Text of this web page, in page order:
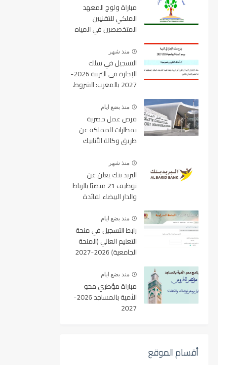
مباراة ولوج المعهد
الملكي للتقنيين
المتخصصين في المياه
IRTSEF
منذ شهر
التسجيل في سلك
الإجازة في التربية 2026-
2027 بالمغرب: الشروط،
ورابط التسجيل
منذ بضع ايام
فرص عمل حصرية
بمطارات المملكة عن
طريق وكالة الأنابيك
منذ شهر
البريد بنك يعلن عن
توظيف 21 منصبًا بالرباط
والدار البيضاء لفائدة
والتقنيين
منذ بضع ايام
رابط التسجيل في منحة
التعليم العالي (المنحة
الجامعية) 2026-2027
منذ بضع ايام
مباراة مؤطري محو
الأمية بالمساجد 2026-
2027
أقسام الموقع